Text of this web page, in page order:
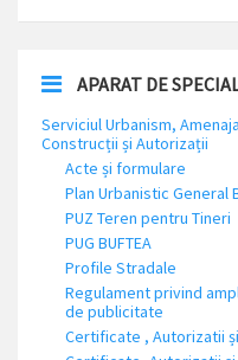
APARAT DE
Serviciul Urbanism,
Construcții și Autorizații
Acte și formulare
Plan Urbanistic General
PUZ Teren pentru Tineri
PUG BUFTEA
Profile Stradale
Regulament privind
de publicitate
Certificate , Autorizatii